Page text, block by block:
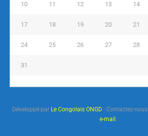
10 11 12 13 14
17 18 19 20 21
24 25 26 27 28
31
Développé par Le Congolais ONGD- Contactez-nous
e-mail .